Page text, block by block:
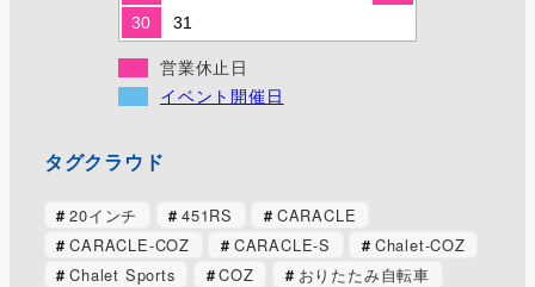
30
31
営業休止日
イベント開催日
タグクラウド
20インチ 451RS
CARACLE
CARACLE-COZ
CARACLE-S
Chalet-COZ
Chalet Sports
COZ
おりたたみ自転車